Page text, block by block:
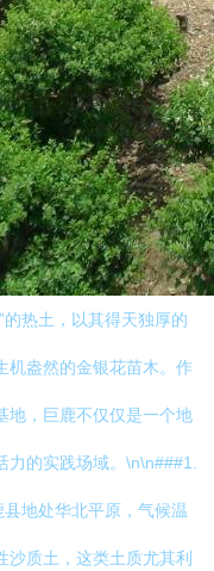
热土，以其得天独厚的
机盎然的金银花苗木。作
地，巨鹿不仅仅是一个地
的实践场域。\n\n###1.
地处华北平原，气候温
质土，这类土质尤其利